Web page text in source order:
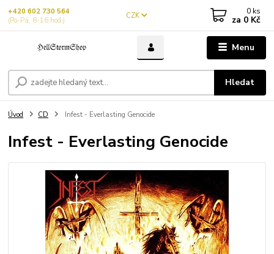
Menu
CZK
Hledat
+420 602 730 564
(Po-Pá, 8-16 hod.)
0 ks
za 0 Kč
Úvod CD Infest - Everlasting Genocide
Infest - Everlasting Genocide